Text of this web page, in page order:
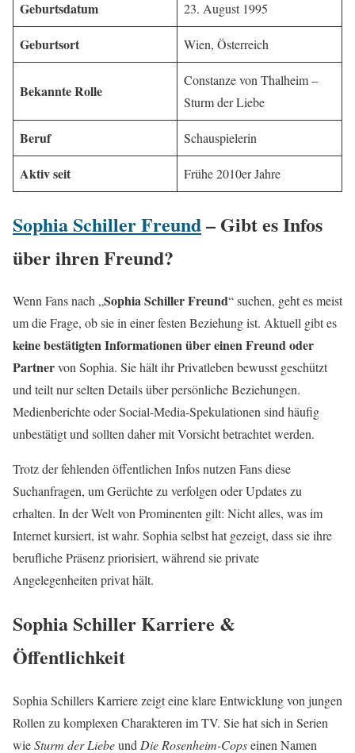
Geburtsdatum 23. August 1995
Geburtsort Wien, Österreich
Bekannte Rolle
Constanze von Thalheim –
Sturm der Liebe
Beruf Schauspielerin
Aktiv seit Frühe 2010er Jahre
Sophia Schiller Freund– Gibt es Infos
über ihren Freund?
Wenn Fans nach „Sophia Schiller Freund“ suchen, geht es meist
um die Frage, ob sie in einer festen Beziehung ist. Aktuell gibt es
keine bestätigten Informationen über einen Freund oder
Partnervon Sophia. Sie hält ihr Privatleben bewusst geschützt
und teilt nur selten Details über persönliche Beziehungen.
Medienberichte oder Social-Media-Spekulationen sind häufig
unbestätigt und sollten daher mit Vorsicht betrachtet werden.
Trotz der fehlenden öffentlichen Infos nutzen Fans diese
Suchanfragen, um Gerüchte zu verfolgen oder Updates zu
erhalten. In der Welt von Prominenten gilt: Nicht alles, was im
Internet kursiert, ist wahr. Sophia selbst hat gezeigt, dass sie ihre
berufliche Präsenz priorisiert, während sie private
Angelegenheiten privat hält.
Sophia Schiller Karriere &
Öffentlichkeit
Sophia Schillers Karriere zeigt eine klare Entwicklung von jungen
Rollen zu komplexen Charakteren im TV. Sie hat sich in Serien
wieSturm der LiebeundDie Rosenheim-Copseinen Namen